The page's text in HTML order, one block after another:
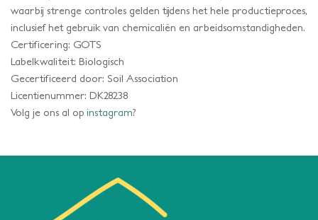
waarbij strenge controles gelden tijdens het hele productieproces,
inclusief het gebruik van chemicaliën en arbeidsomstandigheden.
Certificering: GOTS
Labelkwaliteit: Biologisch
Gecertificeerd door: Soil Association
Licentienummer: DK28238
Volg je ons al op instagram?